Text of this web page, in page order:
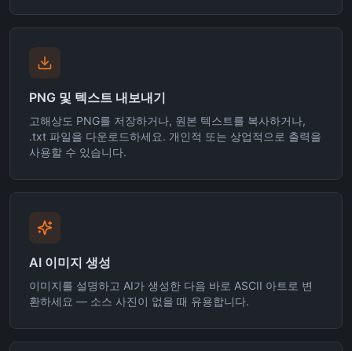
PNG 및 텍스트 내보내기
고해상도 PNG를 저장하거나, 원본 텍스트를 복사하거나,
.txt 파일을 다운로드하세요. 개인적 또는 상업적으로 출력을
사용할 수 있습니다.
AI 이미지 생성
이미지를 설명하고 AI가 생성한 다음 바로 ASCII 아트로 변
환하세요 — 소스 사진이 없을 때 유용합니다.